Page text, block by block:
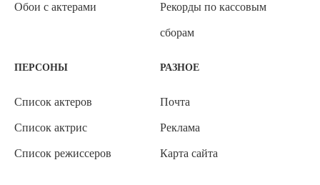
Обои с актерами Рекорды по кассовым
сборам
ПЕРСОНЫ
Список актеров
Список актрис
Список режиссеров
РАЗНОЕ
Почта
Реклама
Карта сайта